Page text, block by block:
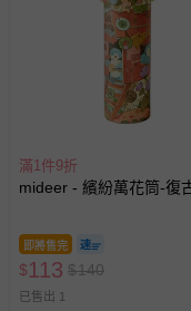
滿1件9折
mideer - 繽紛萬花筒-復
即將售完
$113 $140
已售出 1